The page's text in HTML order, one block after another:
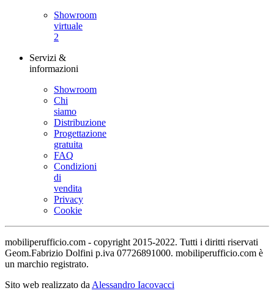
Showroom
virtuale
2
Servizi &
informazioni
Showroom
Chi
siamo
Distribuzione
Progettazione
gratuita
FAQ
Condizioni
di
vendita
Privacy
Cookie
mobiliperufficio.com - copyright 2015-2022. Tutti i diritti riservati
Geom.Fabrizio Dolfini p.iva 07726891000. mobiliperufficio.com è
un marchio registrato.
Sito web realizzato da Alessandro Iacovacci